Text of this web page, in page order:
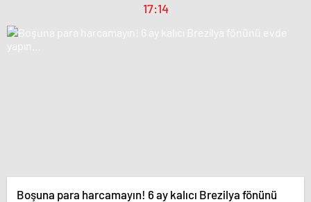
17:14
Boşuna para harcamayın! 6 ay kalıcı Brezilya fönünü